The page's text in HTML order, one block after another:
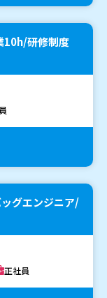
10h/研修制度
グエンジニア/
正社員